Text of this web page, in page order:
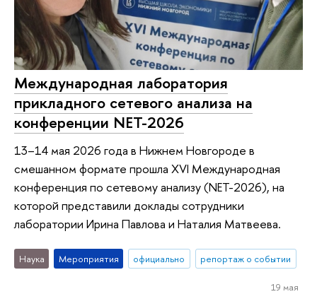
Международная лаборатория
прикладного сетевого анализа на
конференции NET-2026
13–14 мая 2026 года в Нижнем Новгороде в
смешанном формате прошла XVI Международная
конференция по сетевому анализу (NET-2026), на
которой представили доклады сотрудники
лаборатории Ирина Павлова и Наталия Матвеева.
Наука Мероприятия официально репортаж о событии
19 мая